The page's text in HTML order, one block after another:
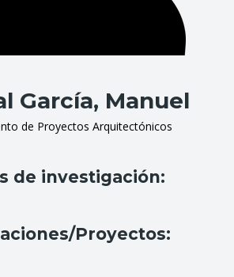
García, Manuel
de Proyectos Arquitectónicos
de investigación:
Proyectos: